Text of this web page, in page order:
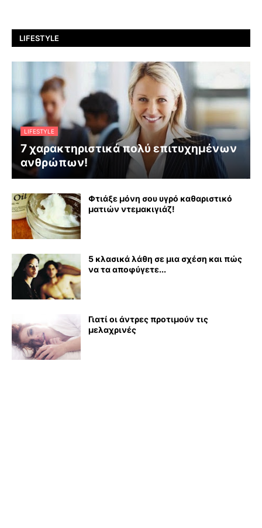
LIFESTYLE
LIFESTYLE
7 χαρακτηριστικά πολύ επιτυχημένων
ανθρώπων!
Φτιάξε μόνη σου υγρό καθαριστικό
ματιών ντεμακιγιάζ!
5 κλασικά λάθη σε μια σχέση και πώς
να τα αποφύγετε...
Γιατί οι άντρες προτιμούν τις
μελαχρινές